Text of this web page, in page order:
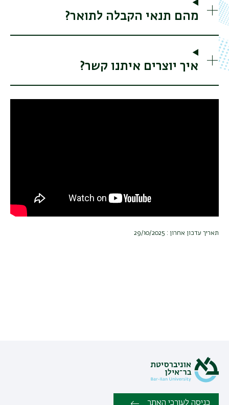
מהם תנאי הקבלה לתואר?
איך יוצרים איתנו קשר?
תאריך עדכון אחרון : 29/10/2025
כניסה לעורכי האתר